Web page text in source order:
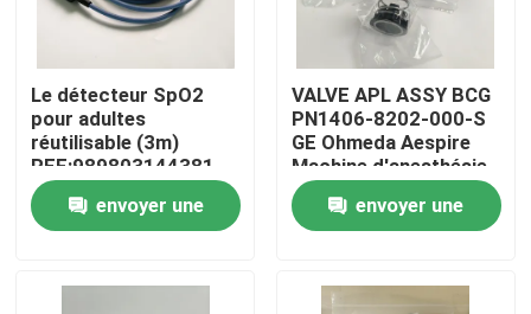
Produits
Vidéos
Le détecteur SpO2
pour adultes
réutilisable (3m)
REF:989803144381
envoyer une
VALVE APL ASSY BCG
PN1406-8202-000-S
GE Ohmeda Aespire
Machine d'anesthésie
Aestiva Modèle de
soupape APL, sans
version de base
envoyer une